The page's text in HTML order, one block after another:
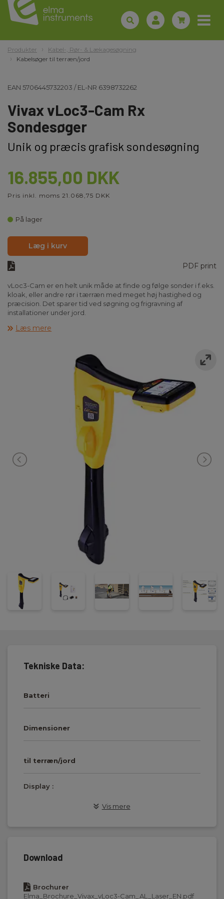
Produkter
Kabel-, Rør- & Lækagesøgning
Kabelsøger til terræn/jord
EAN 5706445732203 /EL-NR 6398732262
Vivax vLoc3-Cam Rx
Sondesøger
Unik og præcis grafisk sondesøgning
16.855,00 DKK
Pris inkl. moms 21.068,75 DKK
På lager
Læg i kurv
PDF print
vLoc3-Cam er en helt unik måde at finde og følge sonder i f.eks.
kloak, eller andre rør i tærræn med meget høj hastighed og
præcision. Det sparer tid ved søgning og frigravning af
installationer under jord.
Standard sonder findes i mange udformninger, fra vores
kan findes mange meter nede i jorden. vLoc3 har mange
hjælpefunktioner og guider brugeren, let, hurtigt og præcist,
henover sonden. Med dybdemåling kan nøjagtig placering og
dybde fastslås før der graves.
Sonder og sondesøger anvendes f.eks. i forbindelse med
kloakinspektion, for at finde skjulte rør og brønde og til
kortlægning af ukendte rørsystemer.
vLoc3-Cam er robust og vandtæt IP65 og leveres klar til brug
Læs mere
Tekniske Data:
Batteri
Dimensioner
til terræn/jord
Display :
Frekvens Min (Hz):
Frekvens Max (Hz):
Vis mere
Download
Brochurer
Elma_Brochure_Vivax_vLoc3-Cam_AL_Laser_EN.pdf